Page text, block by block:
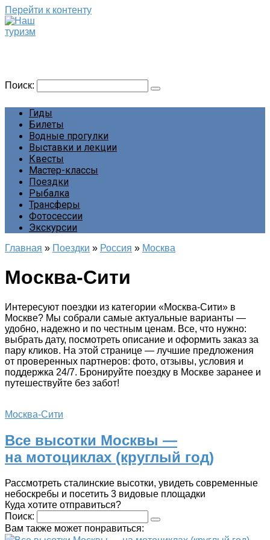
Перейти к контенту
Поиск:
Гиды
Билеты
Водные прогулки
Выставки и лекции
Квесты
Мастер-классы
Поездки
Рыбалка
Трансферы
Фотосессии
Экскурсии
Главная » Поездки » Россия » Москва
Москва-Сити
Интересуют поездки из категории «Москва-Сити» в
Москве? Мы собрали самые актуальные варианты —
удобно, надежно и по честным ценам. Все, что нужно:
выбрать дату, посмотреть описание и оформить заказ за
пару кликов. На этой странице — лучшие предложения
от проверенных партнеров: фото, отзывы, условия и
поддержка 24/7. Бронируйте поездку в Москве заранее и
путешествуйте без забот!
Москва-Сити
Все высотки Москвы —
на мотоциклах (круглый год)
Рассмотреть сталинские высотки, увидеть современные
небоскребы и посетить 3 видовые площадки
Куда хотите отправиться?
Поиск:
Вам также может понравиться: